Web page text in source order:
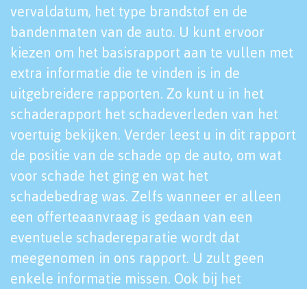
vervaldatum, het type brandstof en de
bandenmaten van de auto. U kunt ervoor
kiezen om het basisrapport aan te vullen met
extra informatie die te vinden is in de
uitgebreidere rapporten. Zo kunt u in het
schaderapport het schadeverleden van het
voertuig bekijken. Verder leest u in dit rapport
de positie van de schade op de auto, om wat
voor schade het ging en wat het
schadebedrag was. Zelfs wanneer er alleen
een offerteaanvraag is gedaan van een
eventuele schadereparatie wordt dat
meegenomen in ons rapport. U zult geen
enkele informatie missen. Ook bij het